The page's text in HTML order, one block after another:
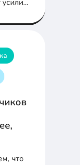
усилий
что